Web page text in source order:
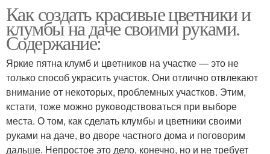
Как создать красивые цветники и
клумбы на даче своими руками.
Содержание:
Яркие пятна клумб и цветников на участке — это не
только способ украсить участок. Они отлично отвлекают
внимание от некоторых, проблемных участков. Этим,
кстати, тоже можно руководствоваться при выборе
места. О том, как сделать клумбы и цветники своими
руками на даче, во дворе частного дома и поговорим
дальше. Непростое это дело, конечно, но и не требует